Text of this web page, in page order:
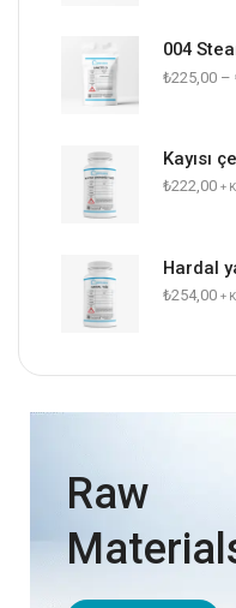
₺225,00 –
₺222,00 +
Hardal
₺254,00 +
Raw